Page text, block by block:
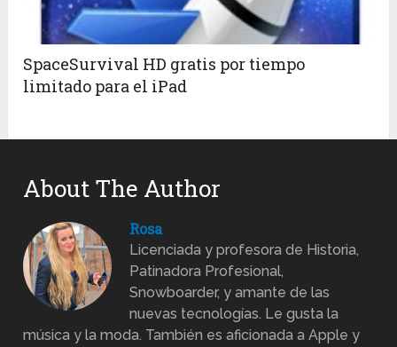
SpaceSurvival HD gratis por tiempo
limitado para el iPad
About The Author
Rosa
Licenciada y profesora de Historia,
Patinadora Profesional,
Snowboarder, y amante de las
nuevas tecnologías. Le gusta la
música y la moda. También es aficionada a Apple y